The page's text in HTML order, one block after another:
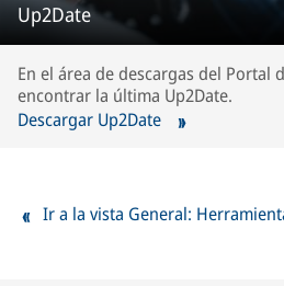
Up2Date
En el área de descargas del Portal
encontrar la última Up2Date.
Descargar Up2Date
Ir a la vista General: